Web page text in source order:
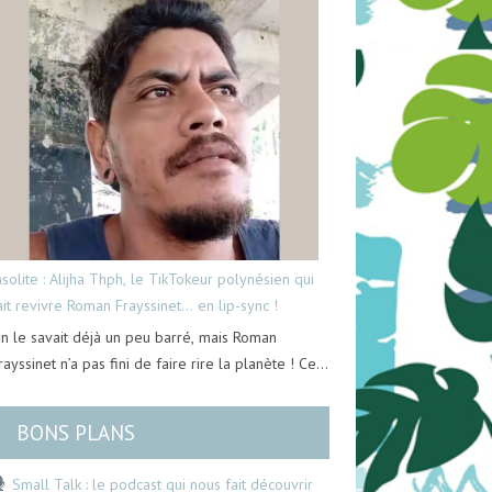
: Alijha Thph, le TikTokeur polynésien qui
revivre Roman Frayssinet… en lip-sync !
le savait déjà un peu barré, mais Roman
n’a pas fini de faire rire la planète ! Ce…
BONS PLANS
Small Talk : le podcast qui nous fait découvrir